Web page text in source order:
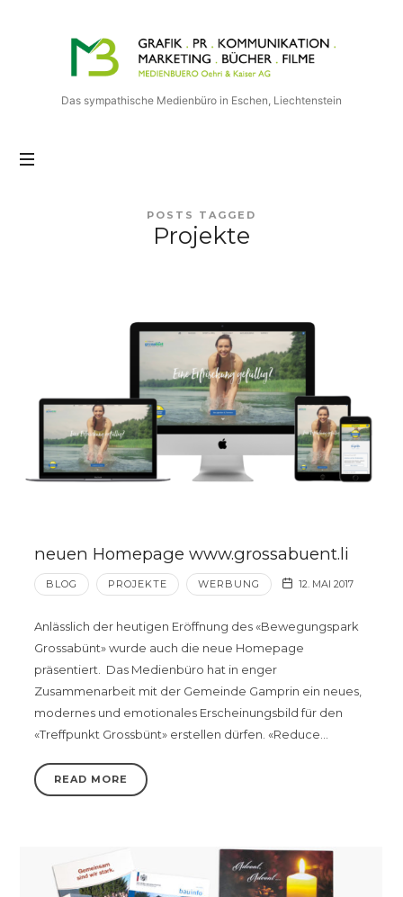
Medienbuero
Oehri
&
Kaiser
AG
Das sympathische Medienbüro in Eschen, Liechtenstein
POSTS TAGGED
Projekte
neuen Homepage www.grossabuent.li
BLOG PROJEKTE WERBUNG 12. MAI 2017
Anlässlich der heutigen Eröffnung des «Bewegungspark
Grossabünt» wurde auch die neue Homepage
präsentiert. Das Medienbüro hat in enger
Zusammenarbeit mit der Gemeinde Gamprin ein neues,
modernes und emotionales Erscheinungsbild für den
«Treffpunkt Grossbünt» erstellen dürfen. «Reduce…
READ MORE